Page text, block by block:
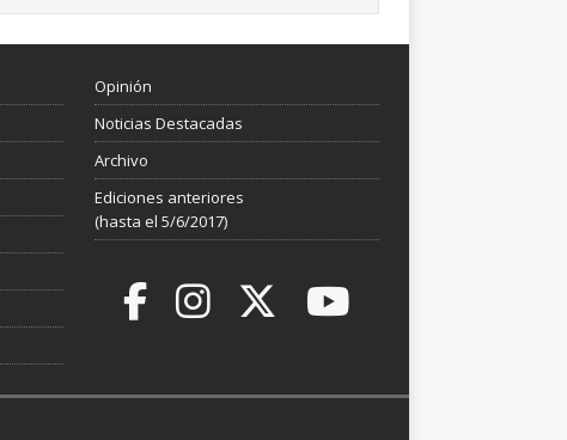
Opinión
Noticias Destacadas
Archivo
Ediciones anteriores
(hasta el 5/6/2017)